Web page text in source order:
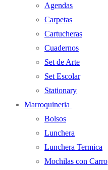
Agendas
Carpetas
Cartucheras
Cuadernos
Set de Arte
Set Escolar
Stationary
Marroquineria
Bolsos
Lunchera
Lunchera Termica
Mochilas con Carro